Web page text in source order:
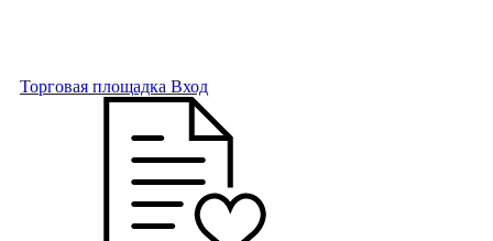
Торговая площадка Вход